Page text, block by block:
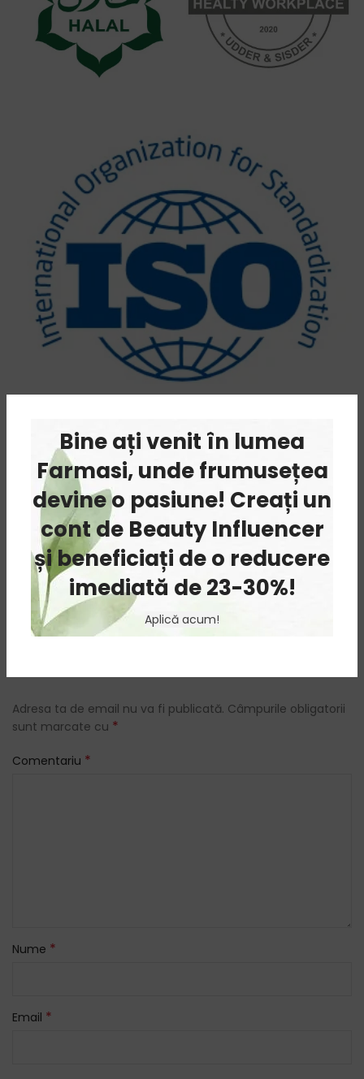
Bine ați venit în lumea
Farmasi, unde frumusețea
devine o pasiune! Creați un
cont de Beauty Influencer
și beneficiați de o reducere
imediată de 23-30%!
Aplică acum!
Certificate Farmasi
Toate produsele Farmasi sunt realizate conform retetelor si
regulilor lasate de Dr.C.Tuna si respecta standardele de
protectie a consumatorilor.
Newer
LASĂ UN RĂSPUNS
Adresa ta de email nu va fi publicată. Câmpurile obligatorii
sunt marcate cu *
Comentariu *
Nume *
Email *